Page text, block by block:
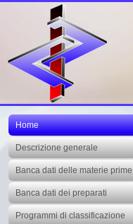
Home
Descrizione generale
Banca dati delle materie prime
Banca dati dei preparati
Programmi di classificazione